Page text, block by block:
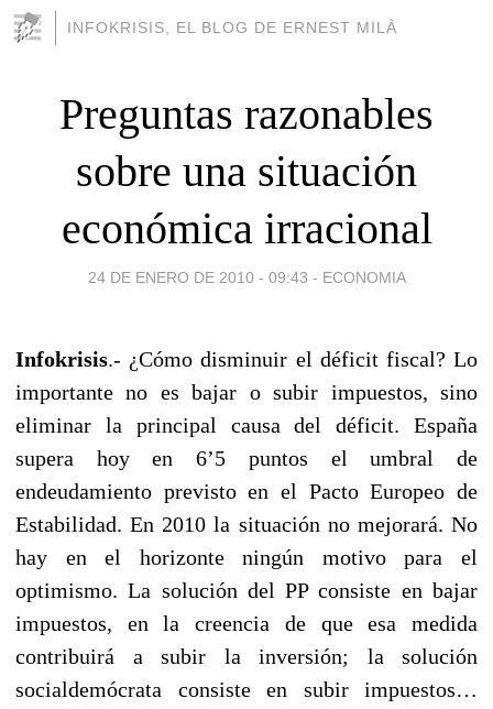
INFOKRISIS, EL BLOG DE ERNEST MILÀ
Preguntas razonables
sobre una situación
económica irracional
24 DE ENERO DE 2010 - 09:43 - ECONOMIA
Infokrisis.- ¿Cómo disminuir el déficit fiscal? Lo
importante no es bajar o subir impuestos, sino
eliminar la principal causa del déficit. España
supera hoy en 6’5 puntos el umbral de
endeudamiento previsto en el Pacto Europeo de
Estabilidad. En 2010 la situación no mejorará. No
hay en el horizonte ningún motivo para el
optimismo. La solución del PP consiste en bajar
impuestos, en la creencia de que esa medida
contribuirá a subir la inversión; la solución
socialdemócrata consiste en subir impuestos…